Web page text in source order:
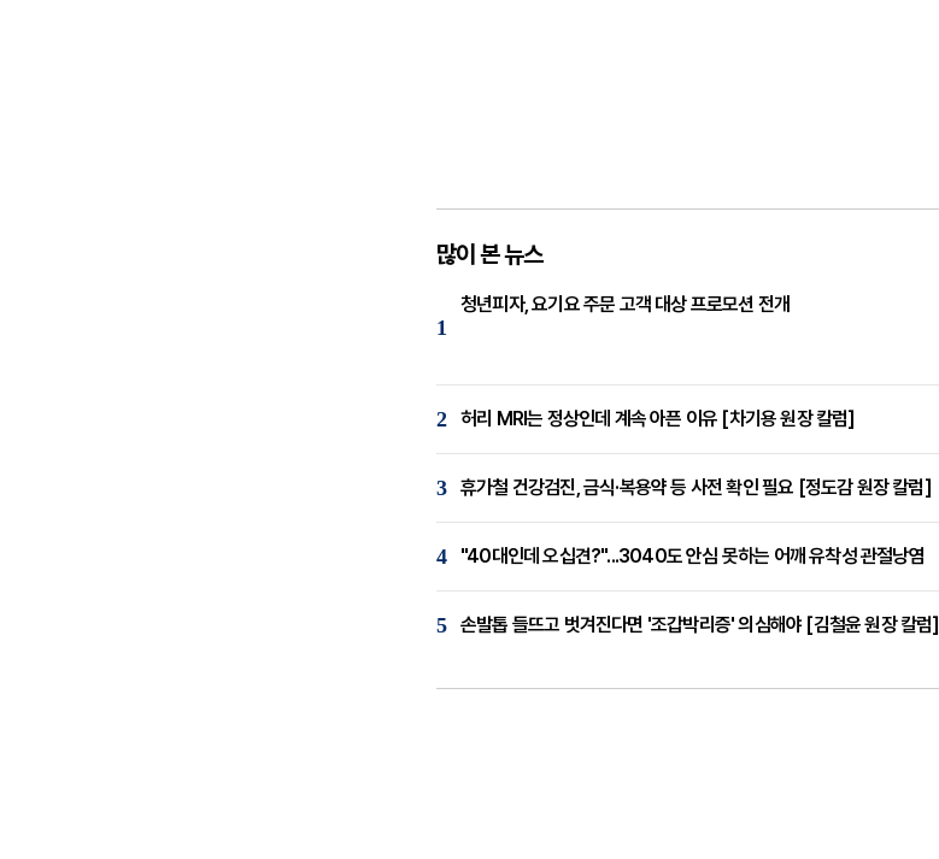
많이 본 뉴스
1
청년피자, 요기요 주문 고객 대상 프로모션 전개
2 허리 MRI는 정상인데 계속 아픈 이유 [차기용 원장 칼럼]
3 휴가철 건강검진, 금식·복용약 등 사전 확인 필요 [정도감 원장 칼럼]
4 "40대인데 오십견?"...3040도 안심 못하는 어깨 유착성 관절낭염
5 손발톱 들뜨고 벗겨진다면 '조갑박리증' 의심해야 [김철윤 원장 칼럼]